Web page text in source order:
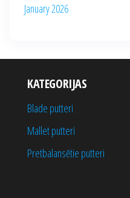
January 2026
KATEGORIJAS
Blade putteri
Mallet putteri
Pretbalansētie putteri